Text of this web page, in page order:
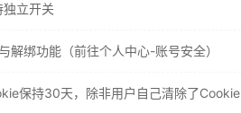
立开关
解绑功能（前往个人中心-账号安全）
保持30天，除非用户自己清除了